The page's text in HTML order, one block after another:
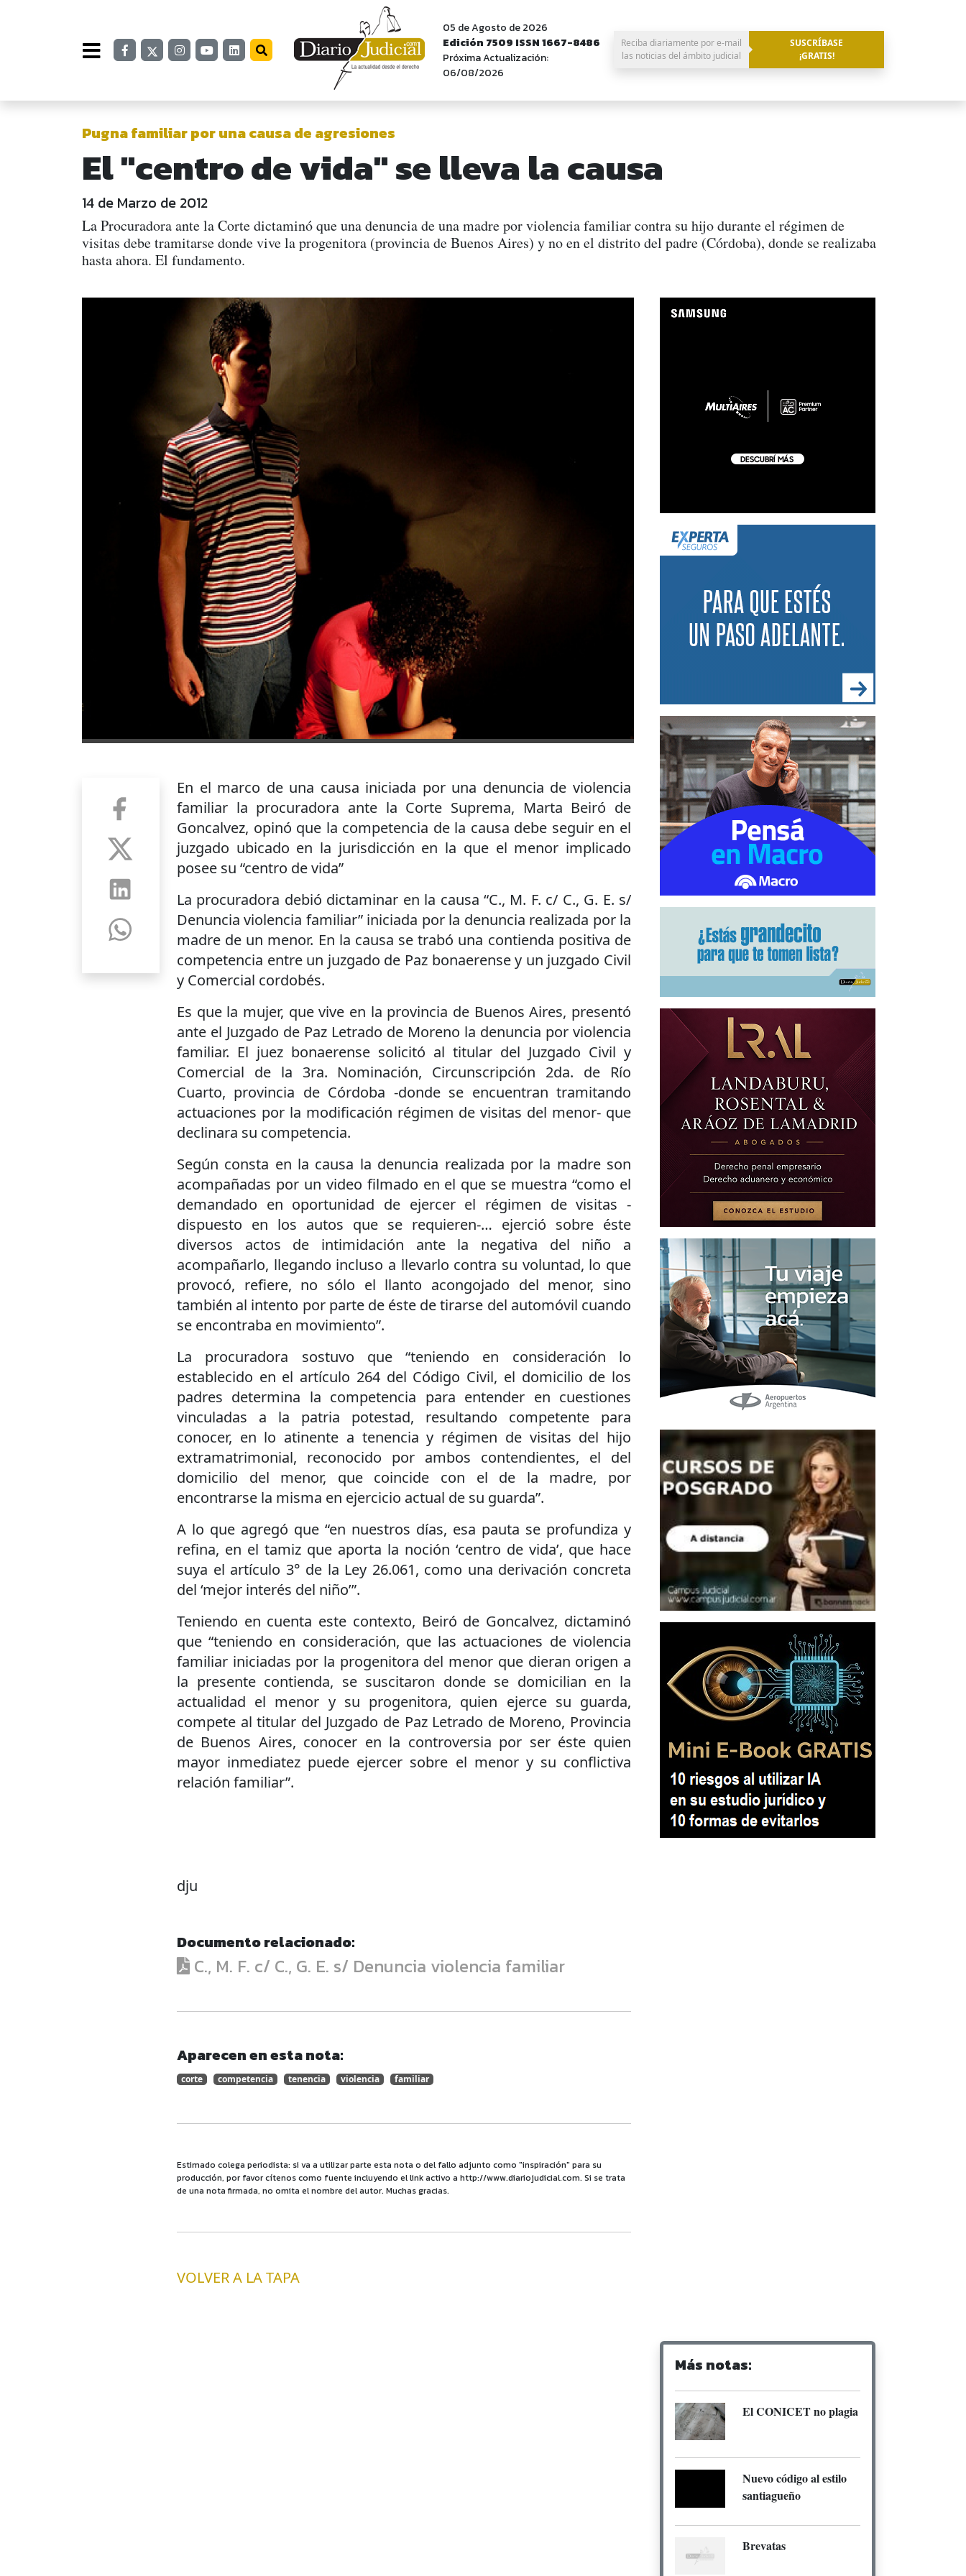
05 de Agosto de 2026
Edición 7509 ISSN 1667-8486
Próxima Actualización:
06/08/2026
Reciba diariamente por e-mail
las noticias del ámbito judicial
SUSCRÍBASE
¡GRATIS!
Pugna familiar por una causa de agresiones
El "centro de vida" se lleva la causa
14 de Marzo de 2012
La Procuradora ante la Corte dictaminó que una denuncia de una madre por violencia familiar contra su hijo durante el régimen de
visitas debe tramitarse donde vive la progenitora (provincia de Buenos Aires) y no en el distrito del padre (Córdoba), donde se realizaba
hasta ahora. El fundamento.
En el marco de una causa iniciada por una denuncia de violencia
familiar la procuradora ante la Corte Suprema, Marta Beiró de
Goncalvez, opinó que la competencia de la causa debe seguir en el
juzgado ubicado en la jurisdicción en la que el menor implicado
posee su “centro de vida”
La procuradora debió dictaminar en la causa “C., M. F. c/ C., G. E. s/
Denuncia violencia familiar” iniciada por la denuncia realizada por la
madre de un menor. En la causa se trabó una contienda positiva de
competencia entre un juzgado de Paz bonaerense y un juzgado Civil
y Comercial cordobés.
Es que la mujer, que vive en la provincia de Buenos Aires, presentó
ante el Juzgado de Paz Letrado de Moreno la denuncia por violencia
familiar. El juez bonaerense solicitó al titular del Juzgado Civil y
Comercial de la 3ra. Nominación, Circunscripción 2da. de Río
Cuarto, provincia de Córdoba -donde se encuentran tramitando
actuaciones por la modificación régimen de visitas del menor- que
declinara su competencia.
Según consta en la causa la denuncia realizada por la madre son
acompañadas por un video filmado en el que se muestra “como el
demandado en oportunidad de ejercer el régimen de visitas -
dispuesto en los autos que se requieren-… ejerció sobre éste
diversos actos de intimidación ante la negativa del niño a
acompañarlo, llegando incluso a llevarlo contra su voluntad, lo que
provocó, refiere, no sólo el llanto acongojado del menor, sino
también al intento por parte de éste de tirarse del automóvil cuando
se encontraba en movimiento”.
La procuradora sostuvo que “teniendo en consideración lo
establecido en el artículo 264 del Código Civil, el domicilio de los
padres determina la competencia para entender en cuestiones
vinculadas a la patria potestad, resultando competente para
conocer, en lo atinente a tenencia y régimen de visitas del hijo
extramatrimonial, reconocido por ambos contendientes, el del
domicilio del menor, que coincide con el de la madre, por
encontrarse la misma en ejercicio actual de su guarda”.
A lo que agregó que “en nuestros días, esa pauta se profundiza y
refina, en el tamiz que aporta la noción ‘centro de vida’, que hace
suya el artículo 3° de la Ley 26.061, como una derivación concreta
del ‘mejor interés del niño’”.
Teniendo en cuenta este contexto, Beiró de Goncalvez, dictaminó
que “teniendo en consideración, que las actuaciones de violencia
familiar iniciadas por la progenitora del menor que dieran origen a
la presente contienda, se suscitaron donde se domicilian en la
actualidad el menor y su progenitora, quien ejerce su guarda,
compete al titular del Juzgado de Paz Letrado de Moreno, Provincia
de Buenos Aires, conocer en la controversia por ser éste quien
mayor inmediatez puede ejercer sobre el menor y su conflictiva
relación familiar”.
dju
Documento relacionado:
C., M. F. c/ C., G. E. s/ Denuncia violencia familiar
Aparecen en esta nota:
corte competencia tenencia violencia familiar
Estimado colega periodista: si va a utilizar parte esta nota o del fallo adjunto como "inspiración" para su
producción, por favor cítenos como fuente incluyendo el link activo a http://www.diariojudicial.com. Si se trata
de una nota firmada, no omita el nombre del autor. Muchas gracias.
VOLVER A LA TAPA
Más notas:
El CONICET no plagia
Nuevo código al estilo
santiagueño
Brevatas